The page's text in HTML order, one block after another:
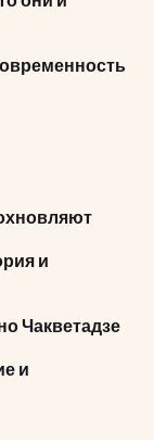
и
Чакветадзе
и